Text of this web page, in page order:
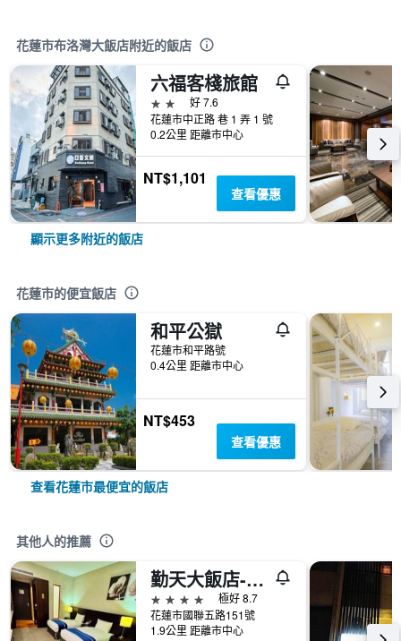
花蓮市布洛灣大飯店附近的飯店
六福客棧旅館
2星級
好 7.6
花蓮市中正路 巷 1 弄 1 號
0.2公里 距離市中心
NT$1,101
查看優惠
顯示更多附近的飯店
花蓮市的便宜飯店
和平公獄
花蓮市和平路號
0.4公里 距離市中心
NT$453
查看優惠
查看花蓮市最便宜的飯店
其他人的推薦
勤天大飯店-花蓮館
4星級
極好 8.7
花蓮市國聯五路151號
1.9公里 距離市中心